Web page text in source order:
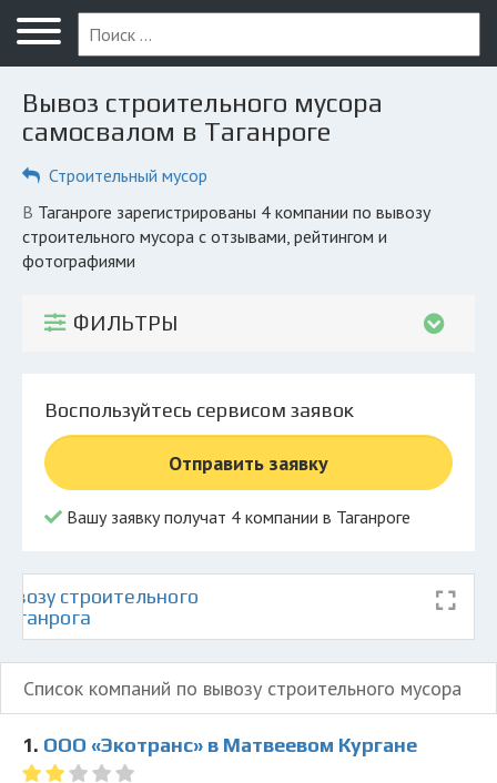
Меню
Главная
Вопрос юристу
Компании
КОМПАНИЯМ
© 2026 Все права защищены
Вывоз строительного мусора
самосвалом в Таганроге
Строительный мусор
в Таганроге зарегистрированы 4 компании по вывозу
строительного мусора с отзывами, рейтингом и
фотографиями
ФИЛЬТРЫ
Воспользуйтесь сервисом заявок
Отправить заявку
Вашу заявку получат 4 компании в Таганроге
строительного
Список компаний по вывозу строительного мусора
1. ООО «Экотранс» в Матвеевом Кургане